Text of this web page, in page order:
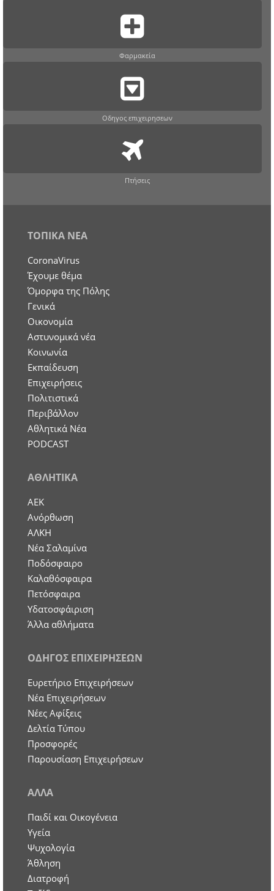
Φαρμακεία
Οδηγος επιχειρησεων
Πτήσεις
ΤΟΠΙΚΑ ΝΕΑ
CoronaVirus
Έχουμε θέμα
Όμορφα της Πόλης
Γενικά
Οικονομία
Aστυνομικά νέα
Κοινωνία
Εκπαίδευση
Επιχειρήσεις
Πολιτιστικά
Περιβάλλον
Αθλητικά Νέα
PODCAST
ΑΘΛΗΤΙΚΑ
ΑΕΚ
Ανόρθωση
ΑΛΚΗ
Νέα Σαλαμίνα
Ποδόσφαιρο
Καλαθόσφαιρα
Πετόσφαιρα
Υδατοσφάιριση
Άλλα αθλήματα
ΟΔΗΓΟΣ ΕΠΙΧΕΙΡΗΣΕΩΝ
Ευρετήριο Επιχειρήσεων
Nέα Επιχειρήσεων
Νέες Αφίξεις
Δελτία Τύπου
Προσφορές
Παρουσίαση Επιχειρήσεων
ΑΛΛΑ
Παιδί και Οικογένεια
Υγεία
Ψυχολογία
Άθληση
Διατροφή